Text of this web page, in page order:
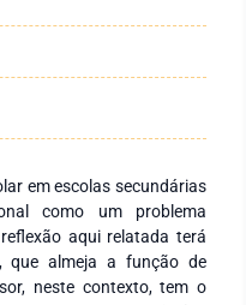
em escolas secundárias
como um problema
aqui relatada terá
que almeja a função de
neste contexto, tem o